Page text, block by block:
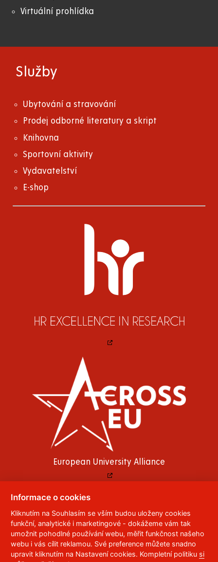
Virtuální prohlídka
Služby
Ubytování a stravování
Prodej odborné literatury a skript
Knihovna
Sportovní aktivity
Vydavatelství
E-shop
European University Alliance
© 2023 Univerzita Pardubice,Studentská 95
532 10 Pardubice 2
Telefon: 466 036 111, 466 036 112, 466 036 113
Správce webu ,RSS
Informace o cookies
Kliknutím na Souhlasím se vším budou uloženy cookies
funkční, analytické i marketingové - dokážeme vám tak
umožnit pohodlné používání webu, měřit funkčnost našeho
webu i vás cílit reklamou. Své preference můžete snadno
upravit kliknutím na Nastavení cookies. Kompletní politiku si